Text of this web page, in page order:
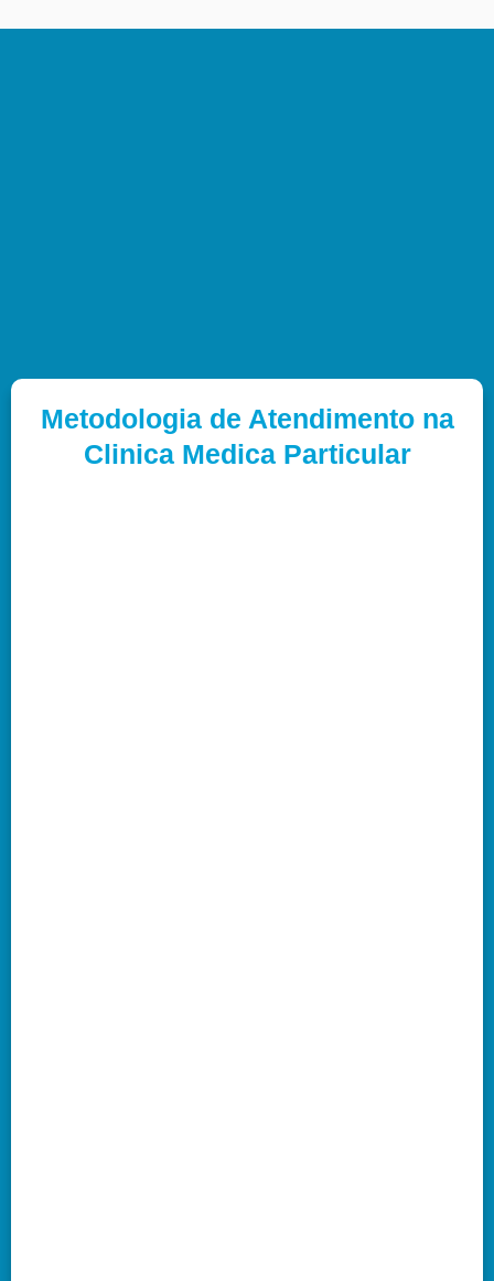
Metodologia de Atendimento na
Clinica Medica Particular